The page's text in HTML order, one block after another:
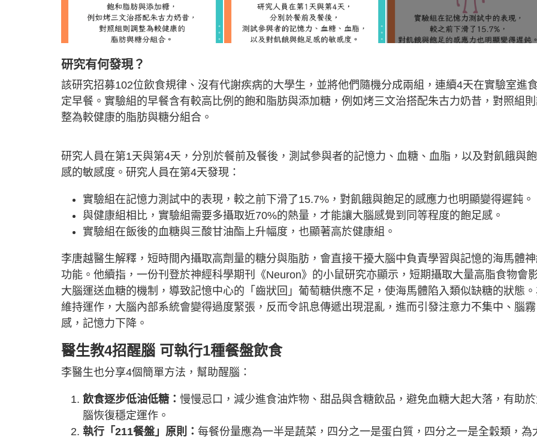
研究有何發現？
該研究招募102位飲食規律、沒有代謝疾病的大學生，並將他們隨機分成兩組，連續4天在實驗室進
定早餐。實驗組的早餐含有較高比例的飽和脂肪與添加糖，例如烤三文治搭配朱古力奶昔，對照組則
整為較健康的脂肪與糖分組合。
研究人員在第1天與第4天，分別於餐前及餐後，測試參與者的記憶力、血糖、血脂，以及對飢餓與
感的敏感度。研究人員在第4天發現：
實驗組在記憶力測試中的表現，較之前下滑了15.7%，對飢餓與飽足的感應力也明顯變得遲鈍。
與健康組相比，實驗組需要多攝取近70%的熱量，才能讓大腦感覺到同等程度的飽足感。
實驗組在飯後的血糖與三酸甘油酯上升幅度，也顯著高於健康組。
李唐越醫生解釋，短時間內攝取高劑量的糖分與脂肪，會直接干擾大腦中負責學習與記憶的海馬體
功能。他續指，一份刊登於神經科學期刊《Neuron》的小鼠研究亦顯示，短期攝取大量高脂食物會
大腦運送血糖的機制，導致記憶中心的「齒狀回」葡萄糖供應不足，使海馬體陷入類似缺糖的狀態
維持運作，大腦內部系統會變得過度緊張，反而令訊息傳遞出現混亂，進而引發注意力不集中、腦霧
感，記憶力下降。
醫生教4招醒腦 可執行1種餐盤飲食
李醫生也分享4個簡單方法，幫助醒腦：
飲食逐步低油低糖： 慢慢忌口，減少進食油炸物、甜品與含糖飲品，避免血糖大起大落，有助
腦恢復穩定運作。
執行「211餐盤」原則： 每餐份量應為一半是蔬菜，四分之一是蛋白質，四分之一是全穀類，為